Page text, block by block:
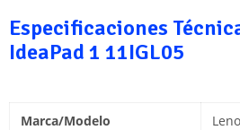
Especificaciones
IdeaPad 1 11IGL05
Marca/Modelo